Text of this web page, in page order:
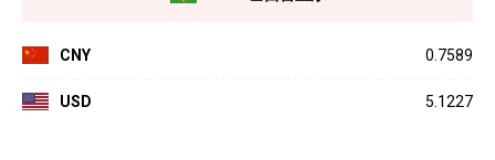
CNY 0.7589
USD 5.1227